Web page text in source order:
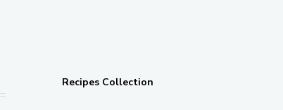
Recipes Collection